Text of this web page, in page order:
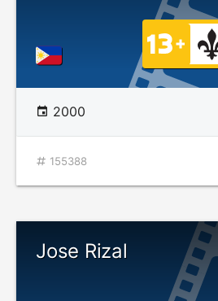
2000
155388
Jose Rizal